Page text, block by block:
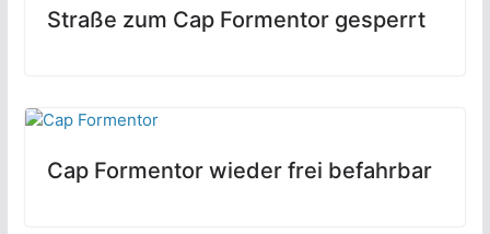
Straße zum Cap Formentor gesperrt
Cap Formentor wieder frei befahrbar